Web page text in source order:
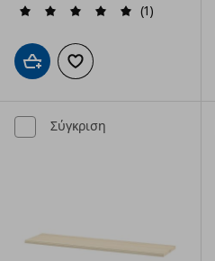
(1)
Προσθήκη στο καλάθι
Προσθήκη στα αγαπημένα
Σύγκριση